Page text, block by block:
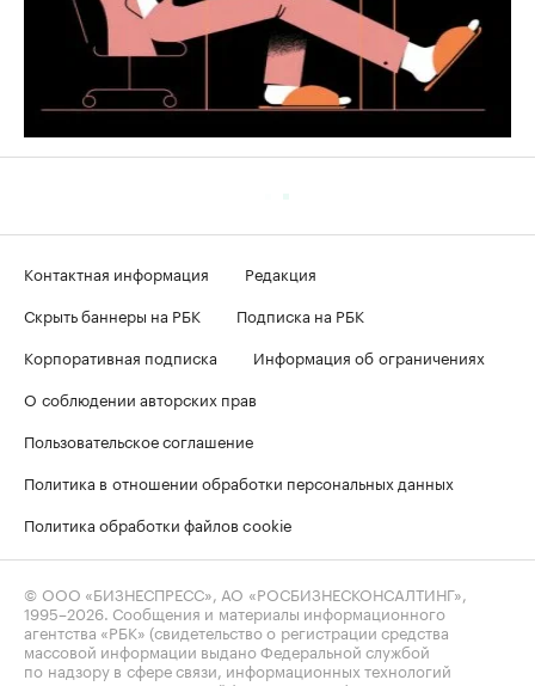
Контактная информация
Редакция
Скрыть баннеры на РБК
Подписка на РБК
Корпоративная подписка
Информация об ограничениях
О соблюдении авторских прав
Пользовательское соглашение
Политика в отношении обработки персональных данных
Политика обработки файлов cookie
© ООО «БИЗНЕСПРЕСС», АО «РОСБИЗНЕСКОНСАЛТИНГ»,
1995–2026. Сообщения и материалы информационного
агентства «РБК» (свидетельство о регистрации средства
массовой информации выдано Федеральной службой
по надзору в сфере связи, информационных технологий